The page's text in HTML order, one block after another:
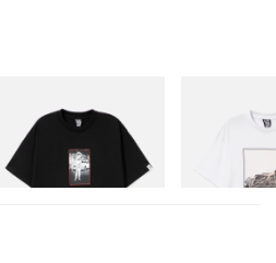
Billionaire Boys Club X Initial
D Cotton T-Shirt 1
Jetzt einkaufen
Billionaire
D Cotton T-